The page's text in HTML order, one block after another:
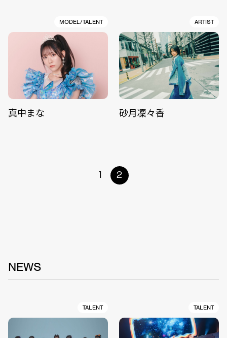
MODEL/TALENT
真中まな
ARTIST
砂月凜々香
1 2
NEWS
TALENT TALENT